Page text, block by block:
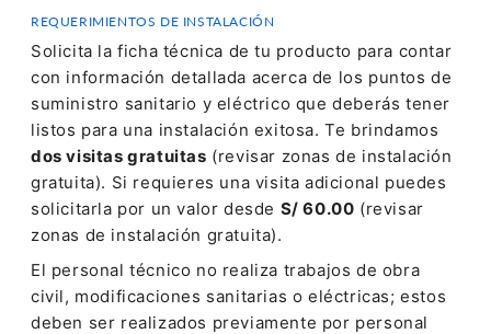
REQUERIMIENTOS DE INSTALACIÓN
Solicita la ficha técnica de tu producto para contar
con información detallada acerca de los puntos de
suministro sanitario y eléctrico que deberás tener
listos para una instalación exitosa. Te brindamos
dos visitas gratuitas (revisar zonas de instalación
gratuita). Si requieres una visita adicional puedes
solicitarla por un valor desde S/ 60.00 (revisar
zonas de instalación gratuita).
El personal técnico no realiza trabajos de obra
civil, modificaciones sanitarias o eléctricas; estos
deben ser realizados previamente por personal